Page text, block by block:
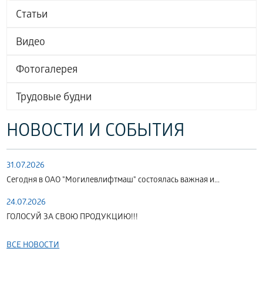
Статьи
Видео
Фотогалерея
Трудовые будни
НОВОСТИ И СОБЫТИЯ
31.07.2026
Сегодня в ОАО "Могилевлифтмаш" состоялась важная и...
24.07.2026
ГОЛОСУЙ ЗА СВОЮ ПРОДУКЦИЮ!!!
ВСЕ НОВОСТИ